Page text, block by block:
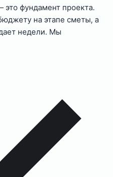
фундамент проекта.
на этапе сметы, а
недели. Мы